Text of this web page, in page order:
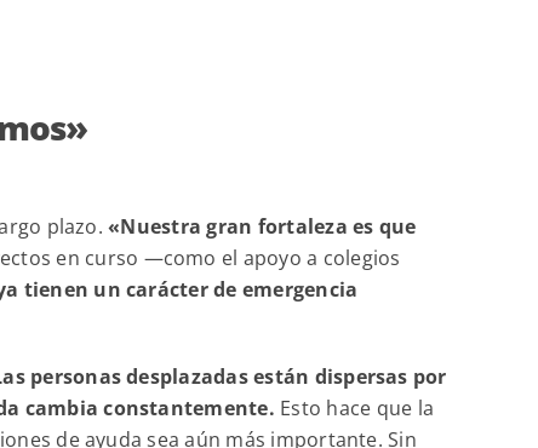
plazo. «Nuestra gran fortaleza es que
en curso —como el apoyo a colegios
tienen un carácter de emergencia
personas desplazadas están dispersas por
cambia constantemente. Esto hace que la
de ayuda sea aún más importante. Sin